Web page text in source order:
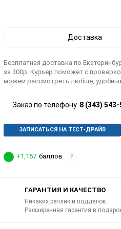
Доставка
Бесплатная доставка по
за 300р. Курьер поможет с
можем рассмотреть любые,
Заказ по телефону 8 (343)
ЗАПИСАТЬСЯ НА ТЕСТ-ДРАЙВ
+1,157 баллов ?
ГАРАНТИЯ И КАЧЕСТВО
Никаких реплик и подделок.
Расширенная гарантия в